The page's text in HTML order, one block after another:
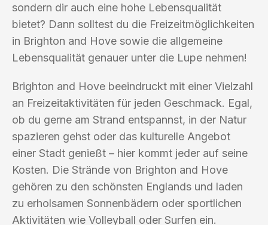
sondern dir auch eine hohe Lebensqualität
bietet? Dann solltest du die Freizeitmöglichkeiten
in Brighton and Hove sowie die allgemeine
Lebensqualität genauer unter die Lupe nehmen!
Brighton and Hove beeindruckt mit einer Vielzahl
an Freizeitaktivitäten für jeden Geschmack. Egal,
ob du gerne am Strand entspannst, in der Natur
spazieren gehst oder das kulturelle Angebot
einer Stadt genießt – hier kommt jeder auf seine
Kosten. Die Strände von Brighton and Hove
gehören zu den schönsten Englands und laden
zu erholsamen Sonnenbädern oder sportlichen
Aktivitäten wie Volleyball oder Surfen ein.